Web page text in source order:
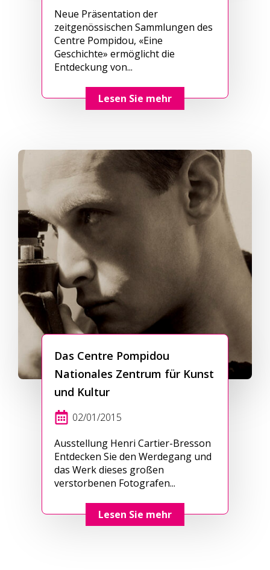
Neue Präsentation der
zeitgenössischen Sammlungen des
Centre Pompidou, «Eine
Geschichte» ermöglicht die
Entdeckung von...
Lesen Sie mehr
Das Centre Pompidou
Nationales Zentrum für Kunst
und Kultur
02/01/2015
Ausstellung Henri Cartier-Bresson
Entdecken Sie den Werdegang und
das Werk dieses großen
verstorbenen Fotografen...
Lesen Sie mehr